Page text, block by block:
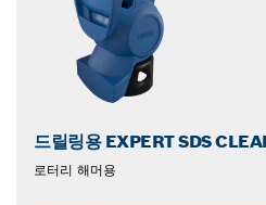
드릴링용 EXPERT SDS
로터리 해머용